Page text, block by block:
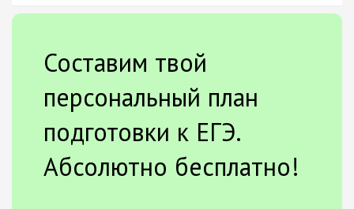
Составим твой
персональный план
подготовки к ЕГЭ.
Абсолютно бесплатно!